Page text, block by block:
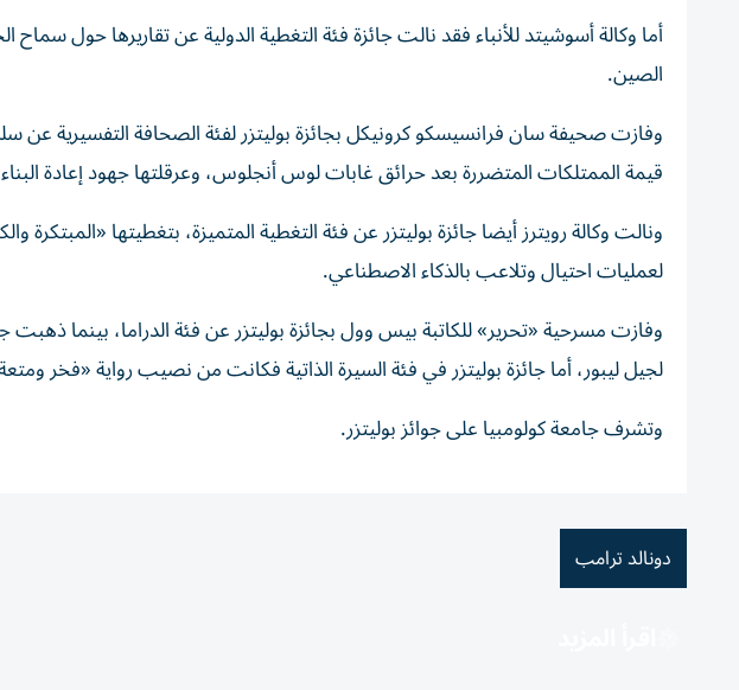
أما وكالة أسوشيتد للأنباء فقد نالت جائزة فئة التغطية الدولية عن تقاريرها حول سماح
الصين.
وفازت صحيفة سان فرانسيسكو كرونيكل بجائزة بوليتزر لفئة الصحافة التفسيرية عن
قيمة الممتلكات المتضررة بعد حرائق غابات لوس أنجلوس، وعرقلتها جهود إعادة
ونالت وكالة رويترز أيضا جائزة بوليتزر عن فئة التغطية المتميزة، بتغطيتها
لعمليات احتيال وتلاعب بالذكاء الاصطناعي.
وفازت مسرحية «تحرير» للكاتبة بيس وول بجائزة بوليتزر عن فئة الدراما، بينما
لجيل ليبور، أما جائزة بوليتزر في فئة السيرة الذاتية فكانت من نصيب رواية «فخر
وتشرف جامعة كولومبيا على جوائز بوليتزر.
دونالد ترامب